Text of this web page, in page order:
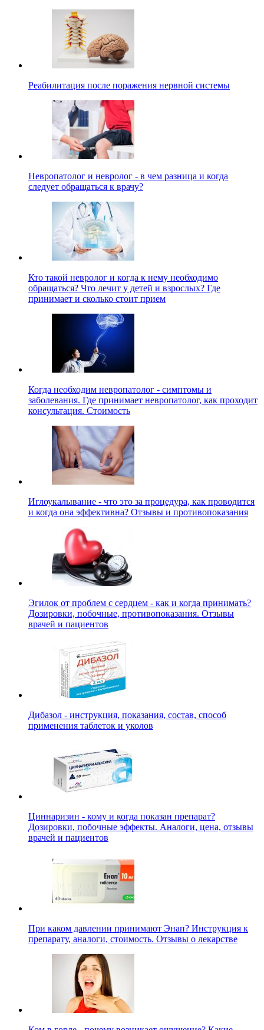
Реабилитация после поражения нервной системы
Невропатолог и невролог - в чем разница и когда
следует обращаться к врачу?
Кто такой невролог и когда к нему необходимо
обращаться? Что лечит у детей и взрослых? Где
принимает и сколько стоит прием
Когда необходим невропатолог - симптомы и
заболевания. Где принимает невропатолог, как проходит
консультация. Стоимость
Иглоукалывание - что это за процедура, как проводится
и когда она эффективна? Отзывы и противопоказания
Эгилок от проблем с сердцем - как и когда принимать?
Дозировки, побочные, противопоказания. Отзывы
врачей и пациентов
Дибазол - инструкция, показания, состав, способ
применения таблеток и уколов
Циннаризин - кому и когда показан препарат?
Дозировки, побочные эффекты. Аналоги, цена, отзывы
врачей и пациентов
При каком давлении принимают Энап? Инструкция к
препарату, аналоги, стоимость. Отзывы о лекарстве